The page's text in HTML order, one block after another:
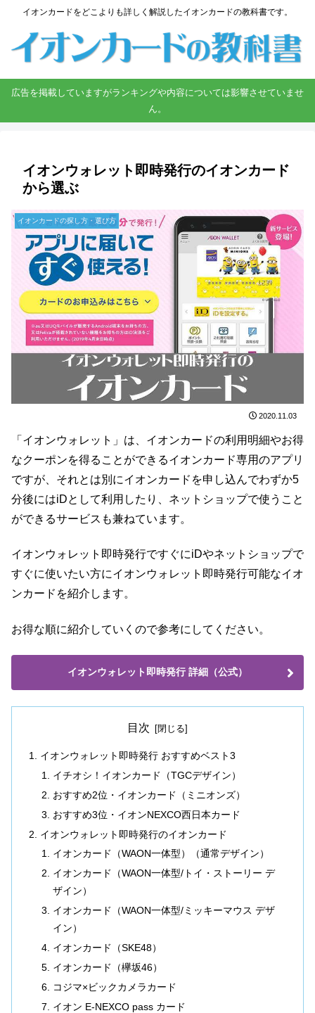
イオンカードをどこよりも詳しく解説したイオンカードの教科書です。
広告を掲載していますがランキングや内容については影響させていませ
ん。
イオンウォレット即時発行のイオンカード
から選ぶ
イオンカードの探し方・選び方
2020.11.03
「イオンウォレット」は、イオンカードの利用明細やお得
なクーポンを得ることができるイオンカード専用のアプリ
ですが、それとは別にイオンカードを申し込んでわずか5
分後にはiDとして利用したり、ネットショップで使うこと
ができるサービスも兼ねています。
イオンウォレット即時発行ですぐにiDやネットショップで
すぐに使いたい方にイオンウォレット即時発行可能なイオ
ンカードを紹介します。
お得な順に紹介していくので参考にしてください。
イオンウォレット即時発行 詳細（公式）
目次
イオンウォレット即時発行 おすすめベスト3
イチオシ！イオンカード（TGCデザイン）
おすすめ2位・イオンカード（ミニオンズ）
おすすめ3位・イオンNEXCO西日本カード
イオンウォレット即時発行のイオンカード
イオンカード（WAON一体型）（通常デザイン）
イオンカード（WAON一体型/トイ・ストーリー デ
ザイン）
イオンカード（WAON一体型/ミッキーマウス デザ
イン）
イオンカード（SKE48）
イオンカード（欅坂46）
コジマ×ビックカメラカード
イオン E-NEXCO pass カード